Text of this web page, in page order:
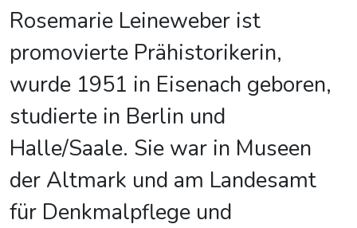
Rosemarie Leineweber ist
promovierte Prähistorikerin,
wurde 1951 in Eisenach geboren,
studierte in Berlin und
Halle/Saale. Sie war in Museen
der Altmark und am Landesamt
für Denkmalpflege und